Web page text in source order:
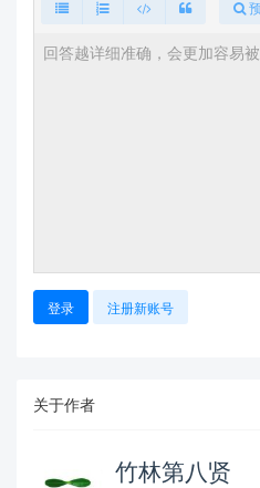
登录 注册新账号
关于作者
竹林第八贤